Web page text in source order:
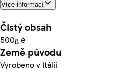
Více informací
Čistý obsah
500g ℮
Země původu
Vyrobeno v Itálii